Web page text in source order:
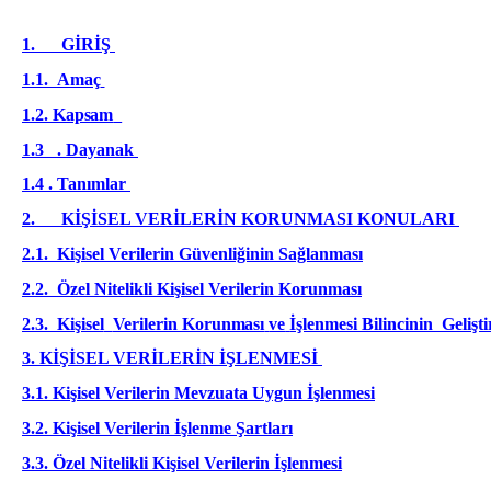
1.
GİRİŞ
1.1. Amaç
1.2. Kapsam
1.3
. Dayanak
1.4 . Tanımlar
2.
KİŞİSEL VERİLERİN KORUNMASI KONULARI
2.1. Kişisel Verilerin Güvenliğinin Sağlanması
2.2. Özel Nitelikli Kişisel Verilerin Korunması
2.3. Kişisel Verilerin Korunması ve İşlenmesi Bilincinin
3. KİŞİSEL VERİLERİN İŞLENMESİ
3.1. Kişisel Verilerin Mevzuata Uygun İşlenmesi
3.2. Kişisel Verilerin İşlenme Şartları
3.3. Özel Nitelikli Kişisel Verilerin İşlenmesi